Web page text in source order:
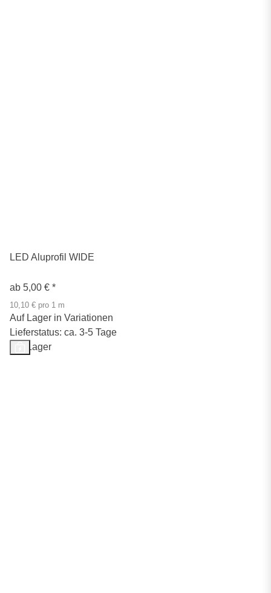
LED Aluprofil WIDE
ab 5,00 € *
10,10 € pro 1 m
Auf Lager in Variationen
Lieferstatus: ca. 3-5 Tage
Auf Lager